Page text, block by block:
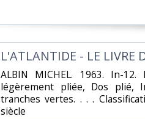
‎L'ATLANTIDE - LE LIVRE
‎ALBIN MICHEL. 1963. In-12.
légèrement pliée, Dos plié,
tranches vertes. . . .
siècle‎